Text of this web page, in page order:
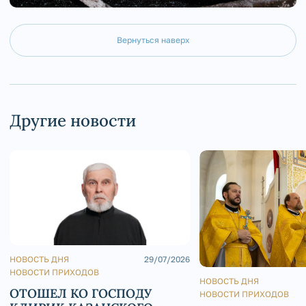
Вернуться наверх
Другие новости
НОВОСТЬ ДНЯ
НОВОСТИ ПРИХОДОВ
29/07/2026
ОТОШЕЛ КО ГОСПОДУ
НОВОСТЬ ДНЯ
НОВОСТИ ПРИХОДОВ